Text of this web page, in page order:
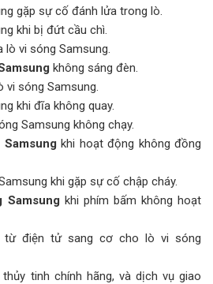
gặp sự cố đánh lửa trong lò.
khi bị đứt cầu chì.
lò vi sóng Samsung.
không sáng đèn.
vi sóng Samsung.
khi đĩa không quay.
Samsung không chạy.
khi hoạt động không đồng
khi gặp sự cố chập cháy.
Samsung khi phím bấm không hoạt
từ điện tử sang cơ cho lò vi sóng
tinh chính hãng, và dịch vụ giao